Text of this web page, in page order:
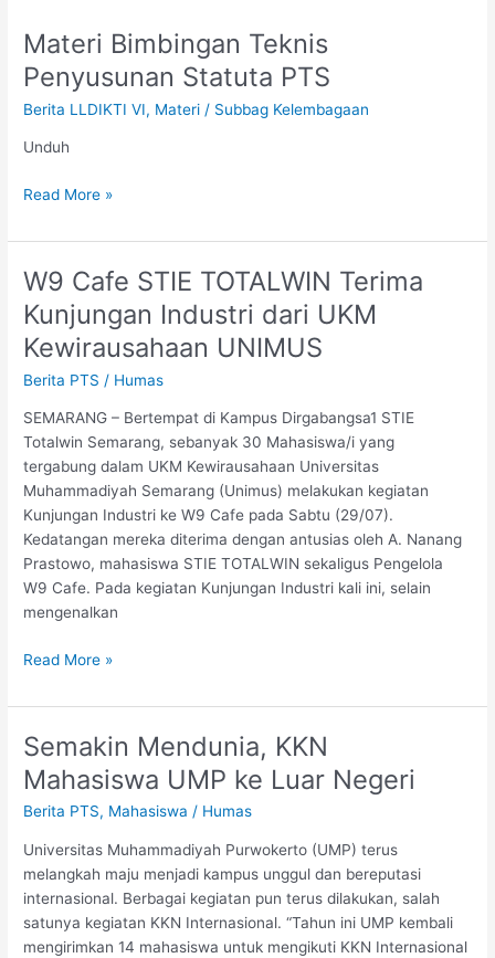
Materi Bimbingan Teknis
Penyusunan Statuta PTS
Berita LLDIKTI VI, Materi / Subbag Kelembagaan
Unduh
Materi
Bimbingan
Teknis
Penyusunan
Read More »
W9 Cafe STIE TOTALWIN Terima
Kunjungan Industri dari UKM
Kewirausahaan UNIMUS
Berita PTS / Humas
SEMARANG – Bertempat di Kampus Dirgabangsa1 STIE
Totalwin Semarang, sebanyak 30 Mahasiswa/i yang
tergabung dalam UKM Kewirausahaan Universitas
Muhammadiyah Semarang (Unimus) melakukan kegiatan
Kunjungan Industri ke W9 Cafe pada Sabtu (29/07).
Kedatangan mereka diterima dengan antusias oleh A. Nanang
Prastowo, mahasiswa STIE TOTALWIN sekaligus Pengelola
W9 Cafe. Pada kegiatan Kunjungan Industri kali ini, selain
mengenalkan
W9
Cafe
STIE
TOTALWIN
Terima
Industri
dari
UKM
Kewirausahaan
UNIMUS
Read More »
Semakin Mendunia, KKN
Mahasiswa UMP ke Luar Negeri
Berita PTS, Mahasiswa / Humas
Universitas Muhammadiyah Purwokerto (UMP) terus
melangkah maju menjadi kampus unggul dan bereputasi
internasional. Berbagai kegiatan pun terus dilakukan, salah
satunya kegiatan KKN Internasional. “Tahun ini UMP kembali
mengirimkan 14 mahasiswa untuk mengikuti KKN Internasional
Semakin
Mendunia,
KKN
Mahasiswa